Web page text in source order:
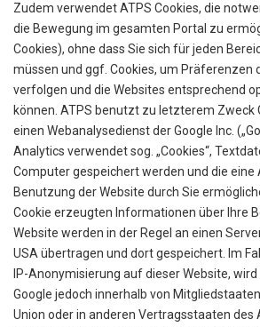
Zudem verwendet ATPS Cookies, die
die Bewegung im gesamten Portal zu
Cookies), ohne dass Sie sich für jeden
müssen und ggf. Cookies, um Präferenzen
verfolgen und die Websites entsprechend
können. ATPS benutzt zu letzterem Zweck
einen Webanalysedienst der Google Inc.
Analytics verwendet sog. „Cookies“,
Computer gespeichert werden und die eine
Benutzung der Website durch Sie
Cookie erzeugten Informationen über Ihre
Website werden in der Regel an einen
USA übertragen und dort gespeichert. Im
IP-Anonymisierung auf dieser Website,
Google jedoch innerhalb von
Union oder in anderen Vertragsstaaten des